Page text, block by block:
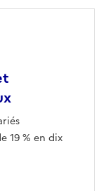
19 % en dix